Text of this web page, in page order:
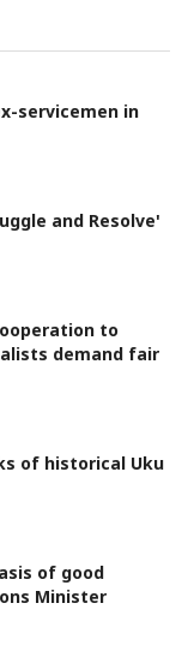
servicemen in
and Resolve'
to
demand fair
of historical Uku
of good
Minister